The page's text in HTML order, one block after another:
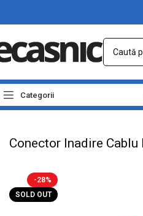
Categorii
Prima pagină Conectica Reglete si
Conector Inadire
-28%
SOLD OUT